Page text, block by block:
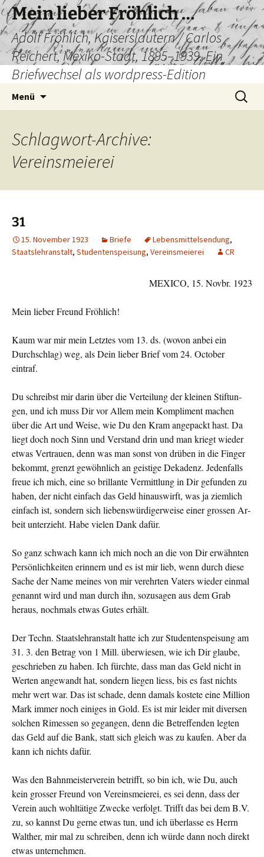
Mein lieber Fröhlich …
Adolf Fröhlich, Kaiserslautern / Carlos
Reichert, Mexiko-Stadt, 1895–1939. Ein
Briefwechsel als wordpress-Edition
Menü
Suchen
nach:
Schlagwort-Archive:
Vereinsmeierei
31
15. November 1923 Briefe Lebensmittelsendung,
Staatslehranstalt, Studentenspeisung, Vereinsmeierei CR
MEXICO, 15. Novbr. 1923
Mein lieber Freund Fröhlich!
Kaum war mir mein Letztes vom 13. ds. (wovon anbei ein
Durch­schlag) weg, als Dein lieber Brief vom 24. October
eintraf.
Du schreibst mir darin über die Verteilung der kleinen Stiftun­
gen, und ich muss Dir vor Allem mein Kompliment machen
über die Art und Weise, wie Du den Kram angepackt hast. Da
liegt doch noch Sinn und Verstand drin und man kriegt wieder
etwas Ver­trauen, denn was man sonst von drüben in die Finger
bekommt, grenzt gewöhnlich an gei­stige Dekadenz. Jedenfalls
freue ich mich, eine so bril­lante Vermittlung in Dir gefunden zu
haben, der nicht einfach das Geld hinauswirft, was ja ziemlich
einfach ist, sondern sich liebenswürdigerweise einer grossen Ar­
beit un­terzieht. Habe vielen Dank dafür.
So ganz schwach kann ich mich noch an die von Dir erwähn­ten
Persönlichkeiten erinnern und es ist mir lieb, wenn durch diese
Sache der Name meines von mir verehrten Va­ters wieder einmal
genannt wird und man durch ihn, sozu­sagen aus dem Grab
heraus, nochmals etwas Gutes erhält.
Der Techn. Staatslehranstalt hatte ich zur Studentenspei­sung am
31. 3. den Betrag von 1 Mill. überwiesen, wie ich Dir glaube,
geschrieben zu haben. Ich fürchte, dass man das Geld nicht in
Werten angewandt hat, sondern liegen liess, bis es fast nichts
mehr wert war. Das ist schade, denn damals ko­stete eine Million
Mark immer noch einiges in Gold. Es ist mir leider mit diversen
solchen Rimessen so gegangen, denn die Betreffenden legten
das Geld auf die Bank, statt sich gleich was zu kaufen. Aber da
kann ich nichts dafür.
Was den Bahnmeisterverein betrifft, so bin ich, wie Du, auch
kein grosser Freund von Vereinsmeierei, es sei denn, dass der
Verein auch wohltätige Zwecke verfolgt. Trifft das bei dem B.V.
zu, so kannst Du gerne etwas tun, und ich überlasse es Herrn
Walther, mir mal zu schreiben, denn ich würde dann noch direkt
etwas unternehmen.